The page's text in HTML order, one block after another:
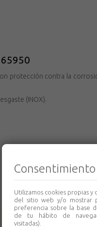
protección contra la
(INOX).
Consentimiento
Utilizamos cookies propias y
del sitio web y/o mostrar
preferencia sobre la base
de tu hábito de
visitadas).